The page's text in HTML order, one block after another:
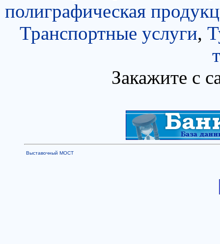
полиграфическая
Транспортные услуги,
Закажите с
Выставочный МОСТ